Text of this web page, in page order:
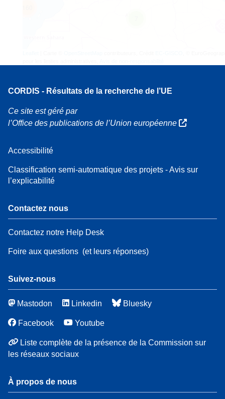
CORDIS - Résultats de la recherche de l’UE
Ce site est géré par
l’Office des publications de l’Union européenne
Accessibilité
Classification semi-automatique des projets - Avis sur
l’explicabilité
Contactez nous
Contactez notre Help Desk
Foire aux questions (et leurs réponses)
Suivez-nous
Mastodon Linkedin Bluesky
Facebook Youtube
Liste complète de la présence de la Commission sur
les réseaux sociaux
À propos de nous